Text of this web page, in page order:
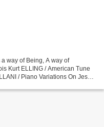
way of Being, A way of
Kurt ELLING / American Tune
/ Piano Variations On Jesus